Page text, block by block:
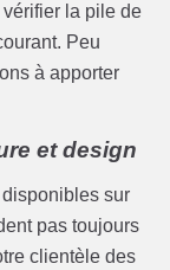
la pile de
Peu
à apporter
et design
sur
pas toujours
clientèle des